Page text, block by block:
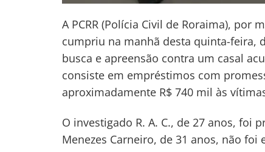
A PCRR (Polícia Civil de Roraima), por
cumpriu na manhã desta quinta-feira,
busca e apreensão contra um casal
consiste em empréstimos com
aproximadamente R$ 740 mil às
O investigado R. A. C., de 27 anos, foi
Menezes Carneiro, de 31 anos, não